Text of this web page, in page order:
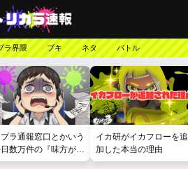
ラ界隈 ブキ ネタ バトル
ラ通報窓口とかいう
数万件の『味方が弱
愚痴を読まされる苦
イカ研がイカフローを追
加した本当の理由